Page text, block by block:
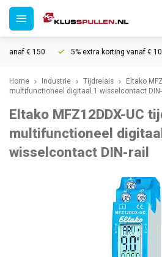
€ 150 5% extra korting vanaf €
Home Industrie Tijdrelais
Eltako
multifunctioneel digitaal 1 wisselcontact DIN-
Eltako MFZ12DDX-UC
multifunctioneel
wisselcontact DIN-rail